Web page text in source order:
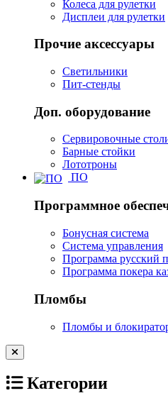
Колеса для рулетки
Дисплеи для рулетки
Прочие аксессуары
Светильники
Пит-стенды
Доп. оборудование
Сервировочные
Барные стойки
Лототроны
ПО
Программное
Бонусная система
Система управления
Программа русский
Программа покера
Пломбы
Пломбы и
Категории